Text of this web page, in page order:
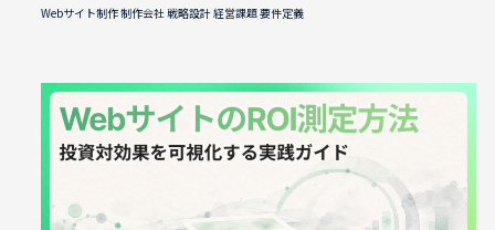
Webサイト制作制作会社 戦略設計経営課題要件定義